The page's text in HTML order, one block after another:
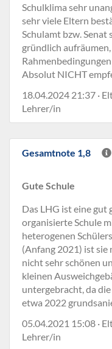
Schulklima sehr
sehr viele Eltern
Schulamt bzw. Senat
gründlich
Absolut NICHT
18.04.2024 21:37 ·
Lehrer/in
Gesamtnote 1,8
Gute Schule
Das LHG ist eine gut
organisierte Schule
heterogenen
(Anfang 2021) ist sie
nicht sehr schönen
kleinen
untergebracht, da
etwa 2022
05.04.2021 15:08 ·
Lehrer/in